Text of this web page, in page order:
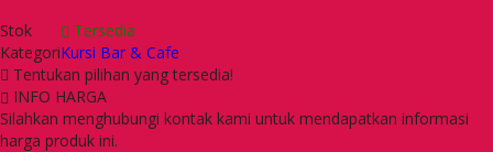
Stok
Tersedia
KategoriKursi Bar & Cafe
Tentukan pilihan yang tersedia!
INFO HARGA
Silahkan menghubungi kontak kami untuk mendapatkan informasi
harga produk ini.